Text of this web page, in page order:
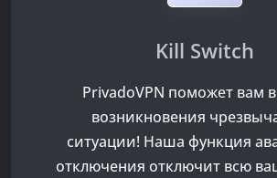
Kill Switch
PrivadoVPN поможет вам
возникновения
ситуации! Наша функция
отключения отключит всю